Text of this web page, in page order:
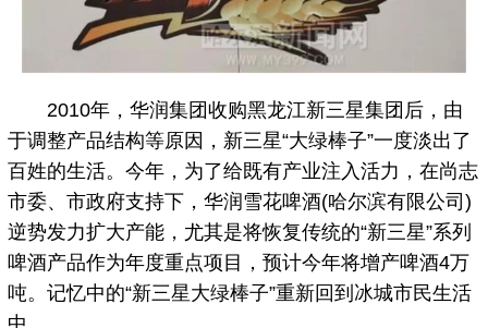
2010年，华润集团收购黑龙江新三星集团后，由
于调整产品结构等原因，新三星“大绿棒子”一度淡出了
百姓的生活。今年，为了给既有产业注入活力，在尚志
市委、市政府支持下，华润雪花啤酒(哈尔滨有限公司)
逆势发力扩大产能，尤其是将恢复传统的“新三星”系列
啤酒产品作为年度重点项目，预计今年将增产啤酒4万
吨。记忆中的“新三星大绿棒子”重新回到冰城市民生活